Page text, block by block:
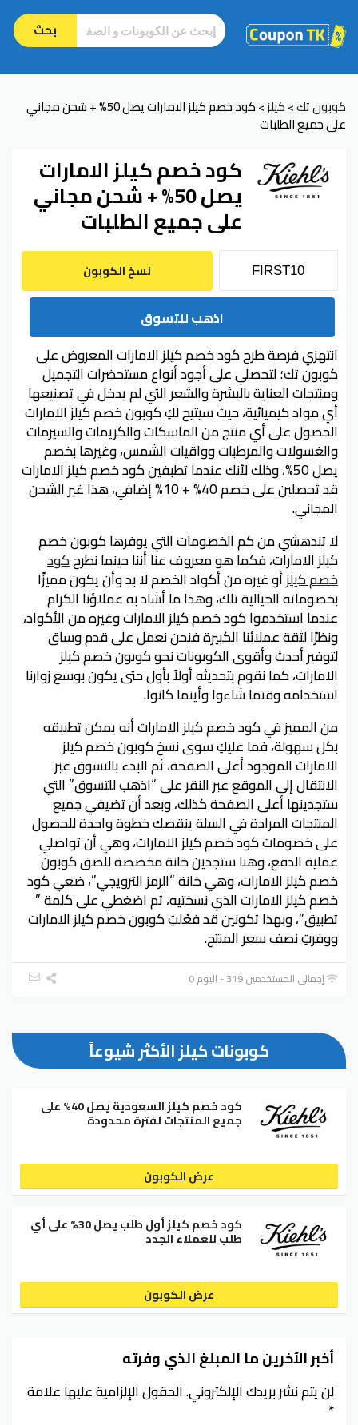
بحث
كوبون تك>كيلز> كود خصم كيلز الامارات يصل 50% + شحن مجاني
على جميع الطلبات
كود خصم كيلز الامارات
يصل 50% + شحن مجاني
على جميع الطلبات
نسخ الكوبون
اذهب للتسوق
انتهزي فرصة طرح كود خصم كيلز الامارات المعروض على
كوبون تك؛ لتحصلي على أجود أنواع مستحضرات التجميل
ومنتجات العناية بالبشرة والشعر التي لم يدخل في تصنيعها
أي مواد كيميائية، حيث سيتيح لكِ كوبون خصم كيلز الامارات
الحصول على أي منتج من الماسكات والكريمات والسيرمات
والغسولات والمرطبات وواقيات الشمس، وغيرها بخصم
يصل 50%، وذلك لأنك عندما تطبفين كود خصم كيلز الامارات
قد تحصلين على خصم 40% + 10% إضافي، هذا غير الشحن
المجاني.
لا تندهشي من كم الخصومات التي يوفرها كوبون خصم
كيلز الامارات، فكما هو معروف عنا أننا حينما نطرحكود
خصم كيلزأو غيره من أكواد الخصم لا بد وأن يكون مميزًا
بخصوماته الخيالية تلك، وهذا ما أشاد به عملاؤنا الكرام
عندما استخدموا كود خصم كيلز الامارات وغيره من الأكواد،
ونظرًا لثقة عملائنا الكبيرة فنحن نعمل على قدم وساق
لتوفير أحدث وأقوى الكوبونات نحو كوبون خصم كيلز
الامارات، كما نقوم بتحديثه أولاً بأول حتى يكون بوسع زوارنا
استخدامه وقتما شاءوا وأينما كانوا.
من المميز في كود خصم كيلز الامارات أنه يمكن تطبيقه
بكل سهولة، فما عليكِ سوى نسخ كوبون خصم كيلز
الامارات الموجود أعلى الصفحة، ثم البدء بالتسوق عبر
الانتقال إلى الموقع عبر النقر على “اذهب للتسوق” التي
ستجدينها أعلى الصفحة كذلك، وبعد أن تضيفي جميع
المنتجات المرادة في السلة ينقصك خطوة واحدة للحصول
على خصومات كود خصم كيلز الامارات، وهي أن تواصلي
عملية الدفع، وهنا ستجدين خانة مخصصة للصق كوبون
خصم كيلز الامارات، وهي خانة “الرمز الترويجي”، ضعي كود
خصم كيلز الامارات الذي نسختيه، ثم اضغطي على كلمة ”
تطبيق”، وبهذا تكونين قد فعْلتِ كوبون خصم كيلز الامارات
ووفرتِ نصف سعر المنتج.
إجمالي المستخدمين 319 - اليوم 0
كوبونات كيلز الأكثر شيوعاً
كود خصم كيلز السعودية يصل 40% على
جميع المنتجات لفترة محدودة
عرض الكوبون
كود خصم كيلز أول طلب يصل 30% على أي
طلب للعملاء الجدد
عرض الكوبون
أخبر الآخرين ما المبلغ الذي وفرته
لن يتم نشر بريدك الإلكتروني.الحقول الإلزامية عليها علامة
*